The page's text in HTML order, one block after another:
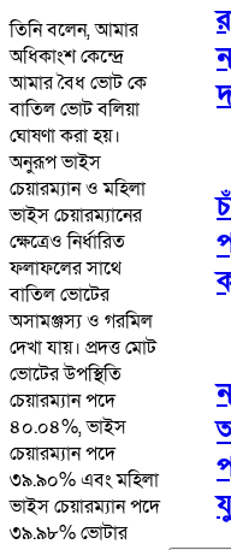
তিনি বলেন, আমার
অধিকাংশ কেন্দ্রে
আমার বৈধ ভোট কে
বাতিল ভোট বলিয়া
ঘোষণা করা হয়।
অনুরূপ ভাইস
চেয়ারম্যান ও মহিলা
ভাইস চেয়ারম্যানের
ক্ষেত্রেও নির্ধারিত
ফলাফলের সাথে
বাতিল ভোটের
অসামঞ্জস্য ও গরমিল
দেখা যায়। প্রদত্ত মোট
ভোটের উপস্থিতি
চেয়ারম্যান পদে
৪০.০৪%, ভাইস
চেয়ারম্যান পদে
৩৯.৯০% এবং মহিলা
ভাইস চেয়ারম্যান পদে
৩৯.৯৮% ভোটার